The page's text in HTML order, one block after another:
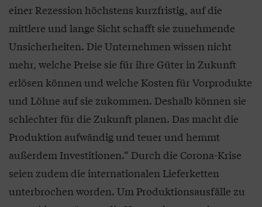
einer Rezession höchstens kurzfristig, auf die
mittlere und lange Sicht schafft sie zunehmende
Unsicherheiten. Die Unternehmen wissen nicht
mehr, welche Preise sie für ihre Güter in Zukunft
erlösen können und welche Kosten für Vorprodukte
und Löhne auf sie zukommen. Deshalb können sie
schlechter für die Zukunft planen. Das macht die
Produktion aufwändig und teuer und hemmt
außerdem Investitionen.“ Durch die Corona-Krise
seien zudem die internationalen Lieferketten
unterbrochen worden. Um Produktionsausfälle zu